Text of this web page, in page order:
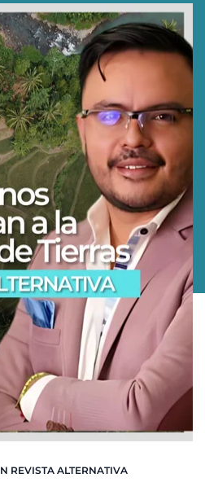
REVISTA ALTERNATIVA